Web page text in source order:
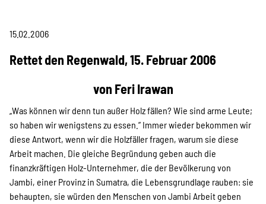
Publikationen
Projekte
Kampagne
15.02.2006
Rettet den Regenwald, 15. Februar 2006
von Feri Irawan
„Was können wir denn tun außer Holz fällen? Wie sind arme Leute;
so haben wir wenigstens zu essen.” Immer wieder bekommen wir
diese Antwort, wenn wir die Holzfäller fragen, warum sie diese
Arbeit machen. Die gleiche Begründung geben auch die
finanzkräftigen Holz-Unternehmer, die der Bevölkerung von
Jambi, einer Provinz in Sumatra, die Lebensgrundlage rauben: sie
behaupten, sie würden den Menschen von Jambi Arbeit geben